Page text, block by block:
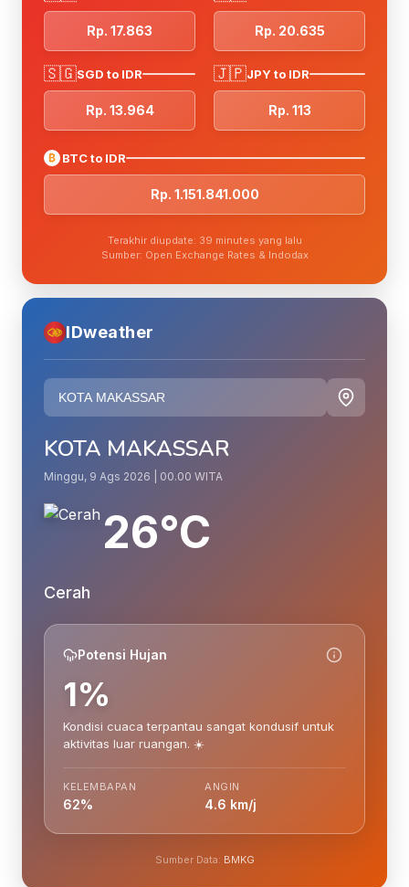
Rp. 17.863 Rp. 20.635
🇸🇬SGD to IDR
Rp. 13.964
🇯🇵JPY to IDR
Rp. 113
₿ BTC to IDR
Rp. 1.151.841.000
Terakhir diupdate: 39 minutes yang lalu
Sumber: Open Exchange Rates & Indodax
IDweather
KOTA MAKASSAR
Minggu, 9 Ags 2026 | 00.00 WITA
26°C
Cerah
Potensi Hujan
1%
Kondisi cuaca terpantau sangat kondusif untuk
aktivitas luar ruangan. ☀️
KELEMBAPAN
62%
ANGIN
4.6 km/j
Sumber Data: BMKG